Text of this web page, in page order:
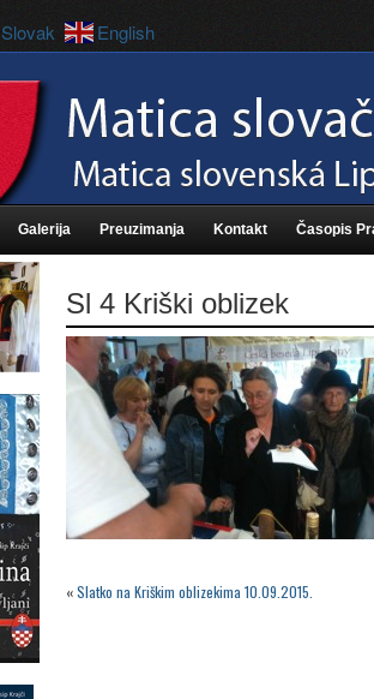
Galerija Preuzimanja Kontakt Časopis
Sl 4 Kriški oblizek
«Slatko na Kriškim oblizekima 10.09.2015.
Slovak English